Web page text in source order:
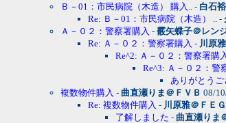
Ｂ－01：市民病院（木造） 購入.. - 白石
Re: Ｂ－01：市民病院（木造） .. -
Ａ－０２：警察署購入 - 霰矢蝶子＠レン
Re: Ａ－０２：警察署購入 - 川原
Re^2: Ａ－０２：警察署購
Re^3: Ａ－０２：警
ありがとう
複数物件購入 - 曲直瀬りま＠ＦＶＢ 08/
Re: 複数物件購入 - 川原雅＠ＦＥＧ
了解しました - 曲直瀬りま